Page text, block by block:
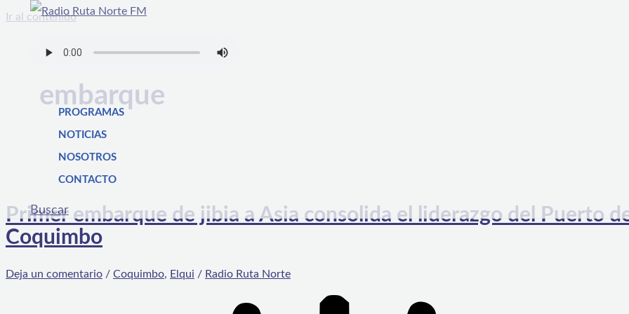
Ir al contenido
PROGRAMAS
NOTICIAS
NOSOTROS
CONTACTO
Buscar
embarque
Primer embarque de jibia a Asia consolida el liderazgo del Puerto
Coquimbo
Deja un comentario / Coquimbo, Elqui / Radio Ruta Norte